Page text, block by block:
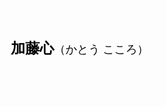
加藤心（かとう こころ）